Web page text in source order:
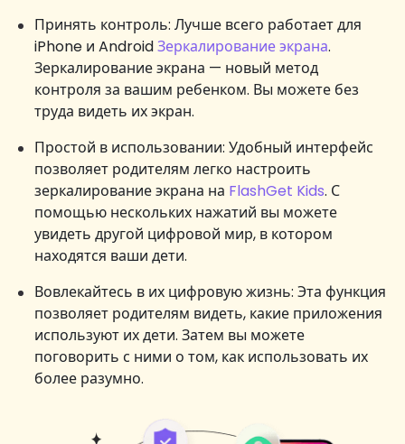
Принять контроль: Лучше всего работает для
iPhone и AndroidЗеркалирование экрана.
Зеркалирование экрана — новый метод
контроля за вашим ребенком. Вы можете без
труда видеть их экран.
Простой в использовании: Удобный интерфейс
позволяет родителям легко настроить
зеркалирование экрана на FlashGet Kids. С
помощью нескольких нажатий вы можете
увидеть другой цифровой мир, в котором
находятся ваши дети.
Вовлекайтесь в их цифровую жизнь: Эта функция
позволяет родителям видеть, какие приложения
используют их дети. Затем вы можете
поговорить с ними о том, как использовать их
более разумно.